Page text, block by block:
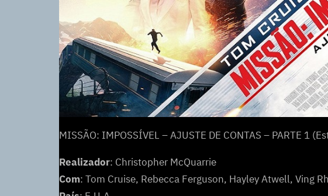
MISSÃO: IMPOSSÍVEL – AJUSTE DE CONTAS – PARTE 1
Realizador: Christopher McQuarrie
Com: Tom Cruise, Rebecca Ferguson, Hayley Atwell, Ving